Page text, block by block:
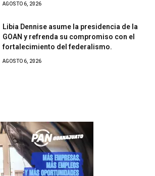
AGOSTO 6, 2026
Libia Dennise asume la presidencia de la
GOAN y refrenda su compromiso con el
fortalecimiento del federalismo.
AGOSTO 6, 2026